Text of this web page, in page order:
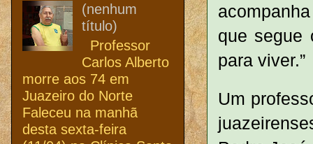
que segue
para viver.”
Um
(nenhum
título)
Professor
Carlos Alberto
morre aos 74 em
Juazeiro do Norte
Faleceu na manhã
desta sexta-feira